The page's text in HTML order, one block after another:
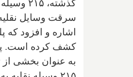
سرقت وسایل
کشف کرده است.
به عنوان بخشی از